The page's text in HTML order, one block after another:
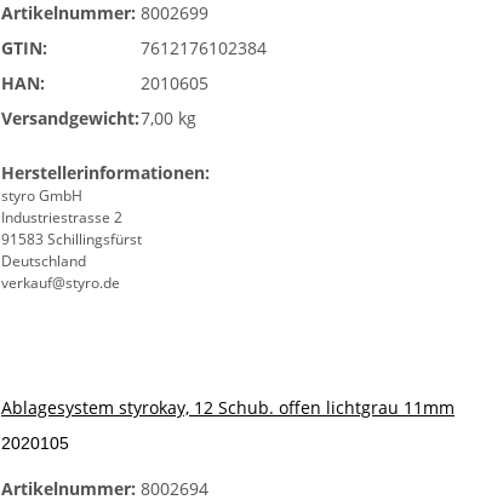
Artikelnummer: 8002699
GTIN:
7612176102384
HAN:
2010605
Versandgewicht:7,00 kg
Herstellerinformationen:
styro GmbH
Industriestrasse 2
91583 Schillingsfürst
Deutschland
verkauf@styro.de
Ablagesystem styrokay, 12 Schub. offen lichtgrau 11mm
2020105
Artikelnummer: 8002694